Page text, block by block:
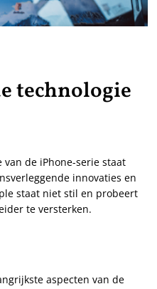
technologie
de iPhone-serie staat
innovaties en
staat niet stil en probeert
te versterken.
aspecten van de